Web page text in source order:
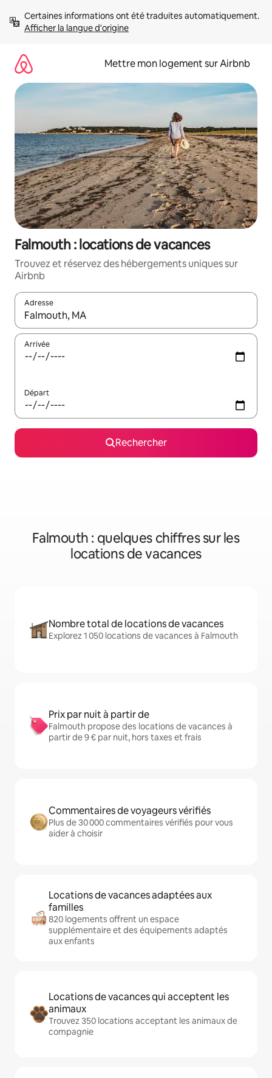
directement
Afficher la langue d'origine
Mettre mon logement sur Airbnb
Falmouth : locations de vacances
Trouvez et réservez des hébergements uniques sur
Airbnb
Adresse
Lorsque les résultats s'affichent, utilisez les flèches vers le
Arrivée
Départ
Rechercher
Falmouth : quelques chiffres sur les
locations de vacances
Nombre total de locations de vacances
Explorez 1 050 locations de vacances à Falmouth
Prix par nuit à partir de
Falmouth propose des locations de vacances à
partir de 9 € par nuit, hors taxes et frais
Commentaires de voyageurs vérifiés
Plus de 30 000 commentaires vérifiés pour vous
aider à choisir
Locations de vacances adaptées aux
familles
820 logements offrent un espace
supplémentaire et des équipements adaptés
aux enfants
Locations de vacances qui acceptent les
animaux
Trouvez 350 locations acceptant les animaux de
compagnie